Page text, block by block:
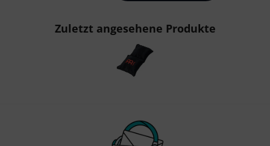
Zuletzt angesehene Produkte